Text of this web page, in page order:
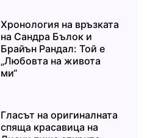
Хронология на връзката
на Сандра Бълок и
Брайън Рандал: Той е
„Любовта на живота
ми“
Гласът на оригиналната
спяща красавица на